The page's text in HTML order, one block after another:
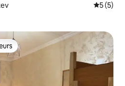
5 (5)
les plus appréciés